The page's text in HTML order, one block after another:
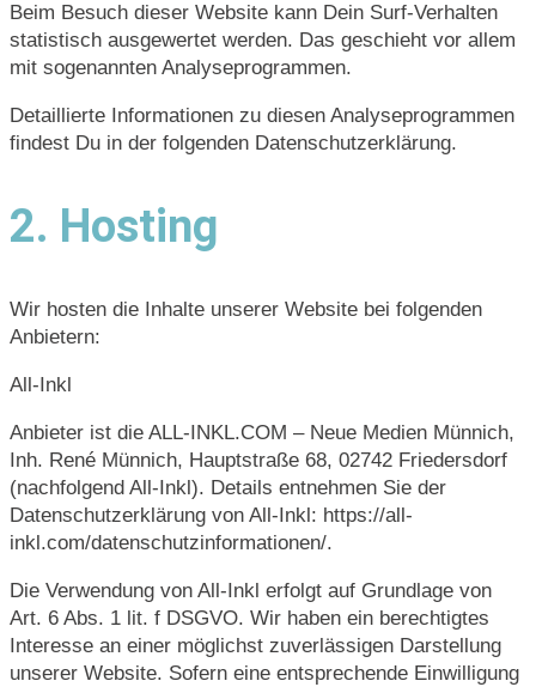
Beim Besuch dieser Website kann Dein Surf-Verhalten
statistisch ausgewertet werden. Das geschieht vor allem
mit sogenannten Analyseprogrammen.
Detaillierte Informationen zu diesen Analyseprogrammen
findest Du in der folgenden Datenschutzerklärung.
2. Hosting
Wir hosten die Inhalte unserer Website bei folgenden
Anbietern:
All-Inkl
Anbieter ist die ALL-INKL.COM – Neue Medien Münnich,
Inh. René Münnich, Hauptstraße 68, 02742 Friedersdorf
(nachfolgend All-Inkl). Details entnehmen Sie der
Datenschutzerklärung von All-Inkl: https://all-
inkl.com/datenschutzinformationen/.
Die Verwendung von All-Inkl erfolgt auf Grundlage von
Art. 6 Abs. 1 lit. f DSGVO. Wir haben ein berechtigtes
Interesse an einer möglichst zuverlässigen Darstellung
unserer Website. Sofern eine entsprechende Einwilligung